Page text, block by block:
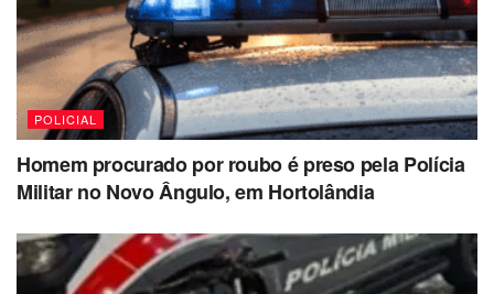
POLICIAL
Homem procurado por roubo é preso pela Polícia
Militar no Novo Ângulo, em Hortolândia